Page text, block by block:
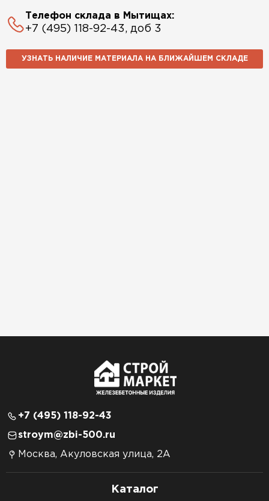
Телефон склада в Мытищах:
+7 (495) 118-92-43, доб 3
УЗНАТЬ НАЛИЧИЕ МАТЕРИАЛА НА БЛИЖАЙШЕМ СКЛАДЕ
+7 (495) 118-92-43
stroym@zbi-500.ru
Москва, Акуловская улица, 2А
Каталог